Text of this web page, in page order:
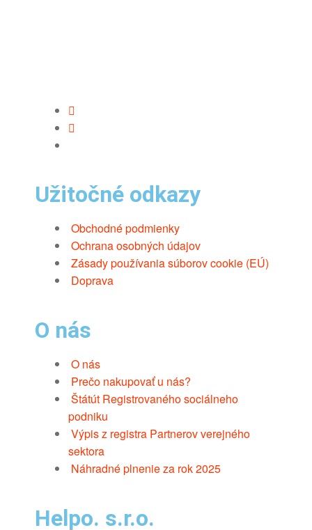
Užitočné odkazy
Obchodné podmienky
Ochrana osobných údajov
Zásady používania súborov cookie (EÚ)
Doprava
O nás
O nás
Prečo nakupovať u nás?
Štátút Registrovaného sociálneho
podniku
Výpis z registra Partnerov verejného
sektora
Náhradné plnenie za rok 2025
Helpo. s.r.o.